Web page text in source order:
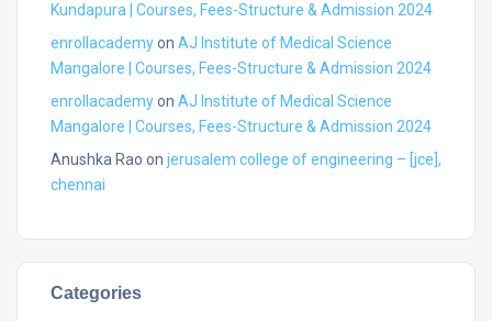
Kundapura | Courses, Fees-Structure & Admission 2024
enrollacademyon AJ Institute of Medical Science
Mangalore | Courses, Fees-Structure & Admission 2024
enrollacademyon AJ Institute of Medical Science
Mangalore | Courses, Fees-Structure & Admission 2024
Anushka Rao on jerusalem college of engineering – [jce],
chennai
Categories